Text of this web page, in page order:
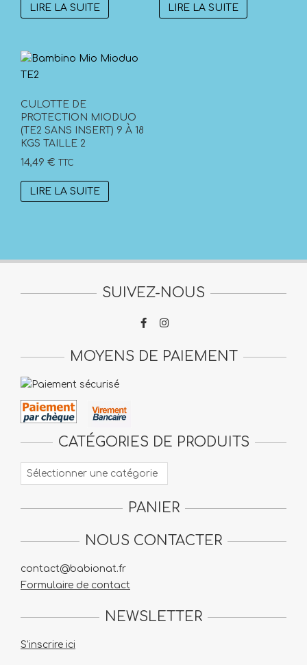
LIRE LA SUITE LIRE LA SUITE
CULOTTE DE
PROTECTION MIODUO
(TE2 SANS INSERT) 9 À 18
KGS TAILLE 2
14,49 € TTC
LIRE LA SUITE
SUIVEZ-NOUS
MOYENS DE PAIEMENT
CATÉGORIES DE PRODUITS
PANIER
NOUS CONTACTER
contact@babionat.fr
Formulaire de contact
NEWSLETTER
S’inscrire ici